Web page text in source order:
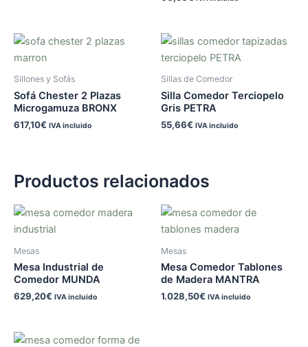
Sillones y Sofás
Sofá Chester 2 Plazas
Microgamuza BRONX
617,10€ IVA incluido
Sillas de Comedor
Silla Comedor Terciopelo
Gris PETRA
55,66€ IVA incluido
Productos relacionados
Mesas
Mesa Industrial de
Comedor MUNDA
629,20€ IVA incluido
Mesas
Mesa Comedor Tablones
de Madera MANTRA
1.028,50€ IVA incluido